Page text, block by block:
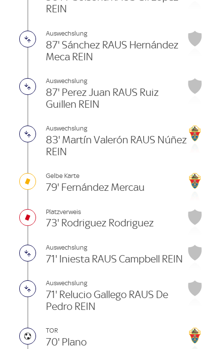
REIN
Auswechslung
87' Sánchez RAUS Hernández
Meca REIN
Auswechslung
87' Perez Juan RAUS Ruiz
Guillen REIN
Auswechslung
83' Martín Valerón RAUS Núñez
REIN
Gelbe Karte
79' Fernández Mercau
Platzverweis
73' Rodriguez Rodriguez
Auswechslung
71' Iniesta RAUS Campbell REIN
Auswechslung
71' Relucio Gallego RAUS De
Pedro REIN
TOR
70' Plano